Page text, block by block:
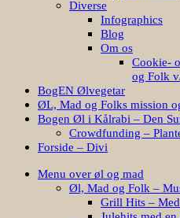
Diverse
Infographics
Blog
Om os
Cookie-
og Folk
BogEN Ølvegetar
ØL, Mad og Folks mission
Bogen Øl i Kålrabi – Den
Crowdfunding –
Forside – Divi
Menu over øl og mad
Øl, Mad og Folk –
Grill Hits –